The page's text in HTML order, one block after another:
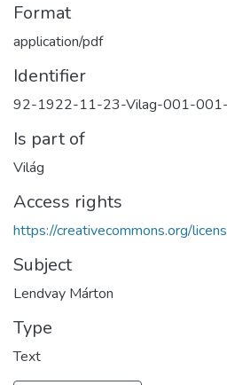
Format
application/pdf
Identifier
92-1922-11-23-Vilag-001-
Is part of
Világ
Access rights
https://creativecommons.org/
Subject
Lendvay Márton
Type
Text